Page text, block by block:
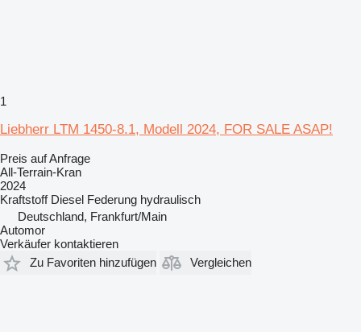
1
Liebherr LTM 1450-8.1, Modell 2024, FOR SALE ASAP!
Preis auf Anfrage
All-Terrain-Kran
2024
Kraftstoff Diesel Federung hydraulisch
Deutschland, Frankfurt/Main
Automor
Verkäufer kontaktieren
Zu Favoriten hinzufügen
Vergleichen